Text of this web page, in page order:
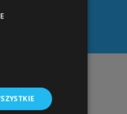
Godlewski sp. j."